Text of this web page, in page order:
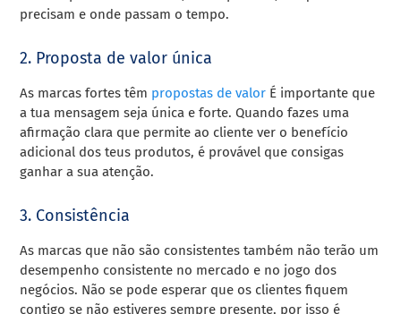
precisam e onde passam o tempo.
2. Proposta de valor única
As marcas fortes têm propostas de valor É importante que
a tua mensagem seja única e forte. Quando fazes uma
afirmação clara que permite ao cliente ver o benefício
adicional dos teus produtos, é provável que consigas
ganhar a sua atenção.
3. Consistência
As marcas que não são consistentes também não terão um
desempenho consistente no mercado e no jogo dos
negócios. Não se pode esperar que os clientes fiquem
contigo se não estiveres sempre presente, por isso é